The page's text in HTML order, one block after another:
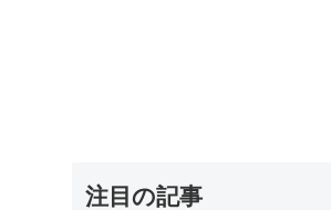
注目の記事